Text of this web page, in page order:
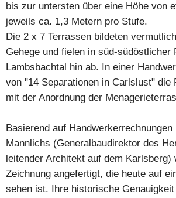
bis zur untersten über eine Höhe von
jeweils ca. 1,3 Metern pro Stufe.
Die 2 x 7 Terrassen bildeten
Gehege und fielen in süd-südöstlicher
Lambsbachtal hin ab. In einer
von "14 Separationen in Carlslust" die
mit der Anordnung der
Basierend auf
Mannlichs (Generalbaudirektor des
leitender Architekt auf dem Karlsberg)
Zeichnung angefertigt, die heute auf
sehen ist. Ihre historische